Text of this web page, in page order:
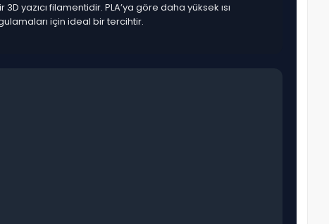
yazıcı filamentidir. PLA’ya göre daha yüksek ısı
için ideal bir tercihtir.